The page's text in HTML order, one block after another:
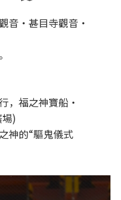
音・甚目寺觀音・
，福之神寶船・
)
神的“驅鬼儀式